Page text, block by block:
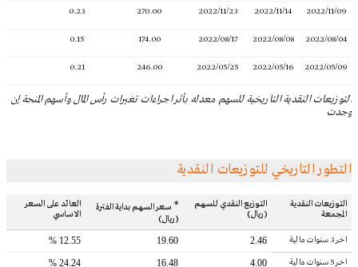
0.23 270.00 2022/11/23 2022/11/14 2022/11/09
0.15 174.00 2022/08/17 2022/08/08 2022/08/04
0.21 246.00 2022/05/25 2022/05/16 2022/05/09
التوزيعات النقدية التاريخية للسهم معدله بأثر اجراءات تغيرات رأس المال وأسهم المنحة إن
وجدت
التطور التاريخي للتوزيعات النقدية
التوزيعات النقدية
المجمعة
التوزيع النقدي للسهم
(ريال)
* سعر السهم بداية الفترة
(ريال)
العائد على السعر
الاساسي
اخر 3 سنوات مالية 2.46
19.60
12.55 %
اخر 5 سنوات مالية
4.00
16.48
24.24 %